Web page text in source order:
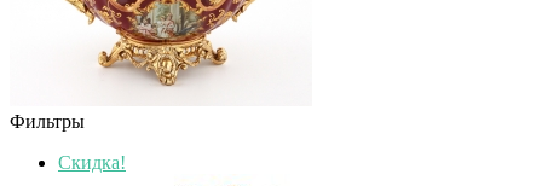
Фильтры
Скидка!